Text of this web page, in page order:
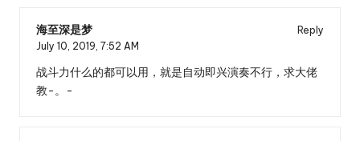
海至深是梦
Reply
July 10, 2019, 7:52 AM
战斗力什么的都可以用，就是自动即兴演奏不行，求大佬
教-。-